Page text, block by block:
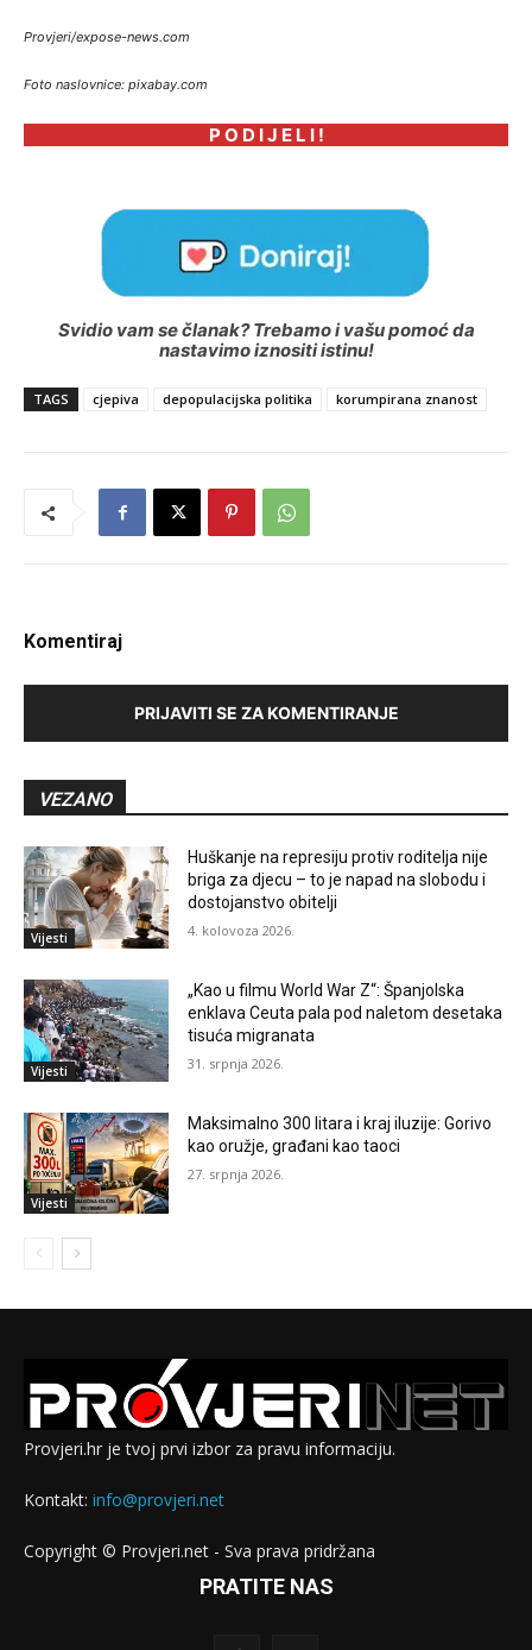
Provjeri/expose-news.com
Foto naslovnice: pixabay.com
P O D I J E L I !
Svidio vam se članak? Trebamo i vašu pomoć da
nastavimo iznositi istinu!
TAGS cjepiva depopulacijska politika korumpirana znanost
Komentiraj
PRIJAVITI SE ZA KOMENTIRANJE
VEZANO
Vijesti
Huškanje na represiju protiv roditelja nije
briga za djecu – to je napad na slobodu i
dostojanstvo obitelji
4. kolovoza 2026.
Vijesti
„Kao u filmu World War Z“: Španjolska
enklava Ceuta pala pod naletom desetaka
tisuća migranata
31. srpnja 2026.
Vijesti
Maksimalno 300 litara i kraj iluzije: Gorivo
kao oružje, građani kao taoci
27. srpnja 2026.
Provjeri.hr je tvoj prvi izbor za pravu informaciju.
Kontakt: info@provjeri.net
Copyright © Provjeri.net - Sva prava pridržana
PRATITE NAS